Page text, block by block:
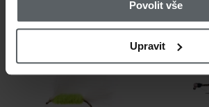
Povolit vše
Upravit
zlatohlavých lur
Fulling Mill Must Have
Golden Nuggets -
Kolekce mušek